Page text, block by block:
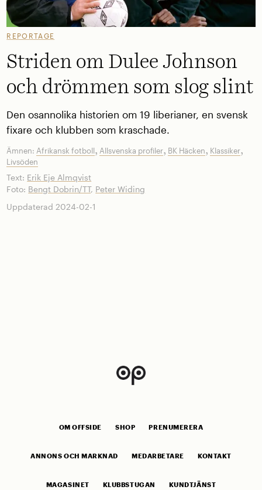
REPORTAGE
Striden om Dulee Johnson
och drömmen som slog slint
Den osannolika historien om 19 liberianer, en svensk
fixare och klubben som kraschade.
Ämnen: Afrikansk fotboll,Allsvenska profiler, BK Häcken, Klassiker,
Livsöden
Text: Erik Eje Almqvist
Foto: Bengt Dobrin/TT, Peter Widing
Uppdaterad 2024-02-1
OM OFFSIDE SHOP PRENUMERERA
ANNONS OCH MARKNAD MEDARBETARE KONTAKT
MAGASINET KLUBBSTUGAN KUNDTJÄNST